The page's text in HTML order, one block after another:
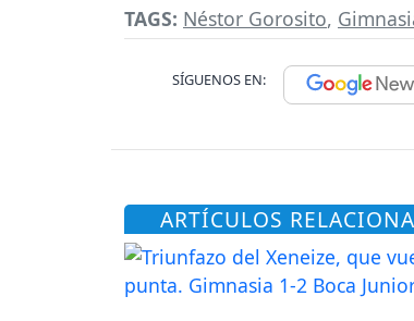
TAGS: Néstor Gorosito,
SÍGUENOS EN:
ARTÍCULOS